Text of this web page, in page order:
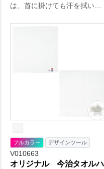
は、首に掛けても汗を拭いや
ロングサイズ。
フルカラー デザインツール
V010663
オリジナル 今治タオルハ